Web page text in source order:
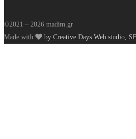
©2021 – 2026 madim.gr
Made with
by Creative Days Web studio,